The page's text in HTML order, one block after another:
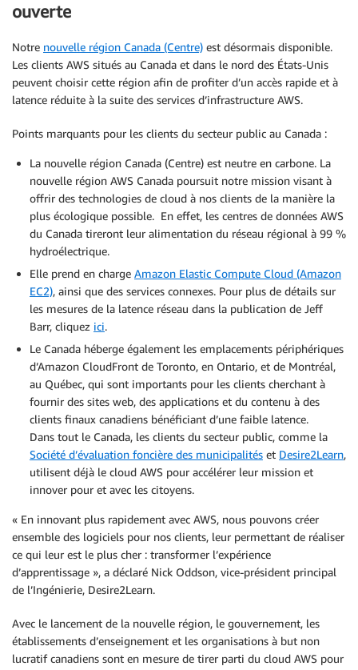
ouverte
Notre nouvelle région Canada (Centre) est désormais disponible.
Les clients AWS situés au Canada et dans le nord des États-Unis
peuvent choisir cette région afin de profiter d’un accès rapide et à
latence réduite à la suite des services d’infrastructure AWS.
Points marquants pour les clients du secteur public au Canada :
La nouvelle région Canada (Centre) est neutre en carbone. La
nouvelle région AWS Canada poursuit notre mission visant à
offrir des technologies de cloud à nos clients de la manière la
plus écologique possible. En effet, les centres de données AWS
du Canada tireront leur alimentation du réseau régional à 99 %
hydroélectrique.
Elle prend en charge Amazon Elastic Compute Cloud (Amazon
EC2), ainsi que des services connexes. Pour plus de détails sur
les mesures de la latence réseau dans la publication de Jeff
Barr, cliquez ici.
Le Canada héberge également les emplacements périphériques
d’Amazon CloudFront de Toronto, en Ontario, et de Montréal,
au Québec, qui sont importants pour les clients cherchant à
fournir des sites web, des applications et du contenu à des
clients finaux canadiens bénéficiant d’une faible latence.
Dans tout le Canada, les clients du secteur public, comme la
Société d’évaluation foncière des municipalités et Desire2Learn,
utilisent déjà le cloud AWS pour accélérer leur mission et
innover pour et avec les citoyens.
« En innovant plus rapidement avec AWS, nous pouvons créer
ensemble des logiciels pour nos clients, leur permettant de réaliser
ce qui leur est le plus cher : transformer l’expérience
d’apprentissage », a déclaré Nick Oddson, vice-président principal
de l’Ingénierie, Desire2Learn.
Avec le lancement de la nouvelle région, le gouvernement, les
établissements d’enseignement et les organisations à but non
lucratif canadiens sont en mesure de tirer parti du cloud AWS pour